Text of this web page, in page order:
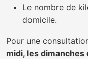
Le nombre de
domicile.
Pour une
midi, les